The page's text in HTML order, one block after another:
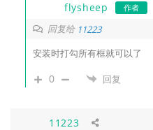
flysheep 作者
回复给 11223
安装时打勾所有框就可以了
0 回复
11223